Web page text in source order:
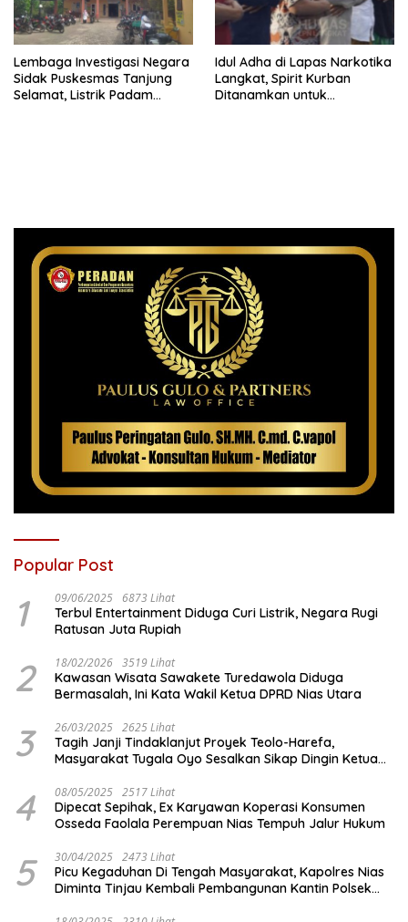
Lembaga Investigasi Negara
Sidak Puskesmas Tanjung
Selamat, Listrik Padam
Idul Adha di Lapas Narkotika
Langkat, Spirit Kurban
Ditanamkan untuk
Popular Post
1 09/06/2025 6873 Lihat
Terbul Entertainment Diduga Curi Listrik, Negara Rugi
Ratusan Juta Rupiah
2 18/02/2026 3519 Lihat
Kawasan Wisata Sawakete Turedawola Diduga
Bermasalah, Ini Kata Wakil Ketua DPRD Nias Utara
3 26/03/2025 2625 Lihat
Tagih Janji Tindaklanjut Proyek Teolo-Harefa,
Masyarakat Tugala Oyo Sesalkan Sikap Dingin Ketua
4 08/05/2025 2517 Lihat
Dipecat Sepihak, Ex Karyawan Koperasi Konsumen
Osseda Faolala Perempuan Nias Tempuh Jalur Hukum
5 30/04/2025 2473 Lihat
Picu Kegaduhan Di Tengah Masyarakat, Kapolres Nias
Diminta Tinjau Kembali Pembangunan Kantin Polsek